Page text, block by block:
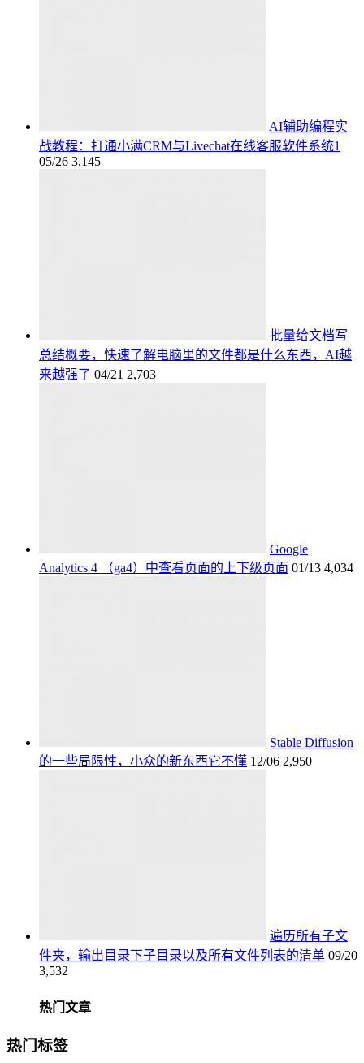
AI辅助编程实
战教程：打通小满CRM与Livechat在线客服软件系统1
05/26 3,145
批量给文档写
总结概要，快速了解电脑里的文件都是什么东西，AI越
来越强了 04/21 2,703
Google
Analytics 4 （ga4）中查看页面的上下级页面 01/13 4,034
Stable Diffusion
的一些局限性，小众的新东西它不懂 12/06 2,950
遍历所有子文
件夹，输出目录下子目录以及所有文件列表的清单 09/20
3,532
热门文章
热门标签